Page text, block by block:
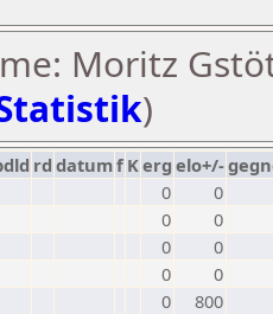
Moritz
)
rd datumf Kerg elo+/-
0
0
0
0
0
0
0
0
0
800